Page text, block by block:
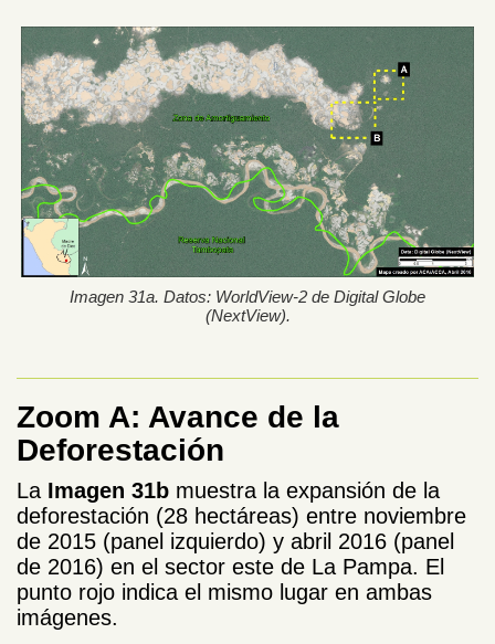
Imagen 31a. Datos: WorldView-2 de Digital Globe
(NextView).
Zoom A: Avance de la
Deforestación
La Imagen 31b muestra la expansión de la
deforestación (28 hectáreas) entre noviembre
de 2015 (panel izquierdo) y abril 2016 (panel
de 2016) en el sector este de La Pampa. El
punto rojo indica el mismo lugar en ambas
imágenes.